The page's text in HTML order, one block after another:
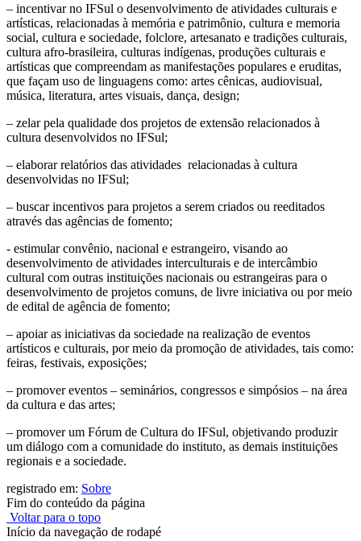
– incentivar no IFSul o desenvolvimento de atividades culturais e
artísticas, relacionadas à memória e patrimônio, cultura e memoria
social, cultura e sociedade, folclore, artesanato e tradições culturais,
cultura afro-brasileira, culturas indígenas, produções culturais e
artísticas que compreendam as manifestações populares e eruditas,
que façam uso de linguagens como: artes cênicas, audiovisual,
música, literatura, artes visuais, dança, design;
– zelar pela qualidade dos projetos de extensão relacionados à
cultura desenvolvidos no IFSul;
– elaborar relatórios das atividades relacionadas à cultura
desenvolvidas no IFSul;
– buscar incentivos para projetos a serem criados ou reeditados
através das agências de fomento;
- estimular convênio, nacional e estrangeiro, visando ao
desenvolvimento de atividades interculturais e de intercâmbio
cultural com outras instituições nacionais ou estrangeiras para o
desenvolvimento de projetos comuns, de livre iniciativa ou por meio
de edital de agência de fomento;
– apoiar as iniciativas da sociedade na realização de eventos
artísticos e culturais, por meio da promoção de atividades, tais como:
feiras, festivais, exposições;
– promover eventos – seminários, congressos e simpósios – na área
da cultura e das artes;
– promover um Fórum de Cultura do IFSul, objetivando produzir
um diálogo com a comunidade do instituto, as demais instituições
regionais e a sociedade.
registrado em: Sobre
Fim do conteúdo da página
Voltar para o topo
Início da navegação de rodapé